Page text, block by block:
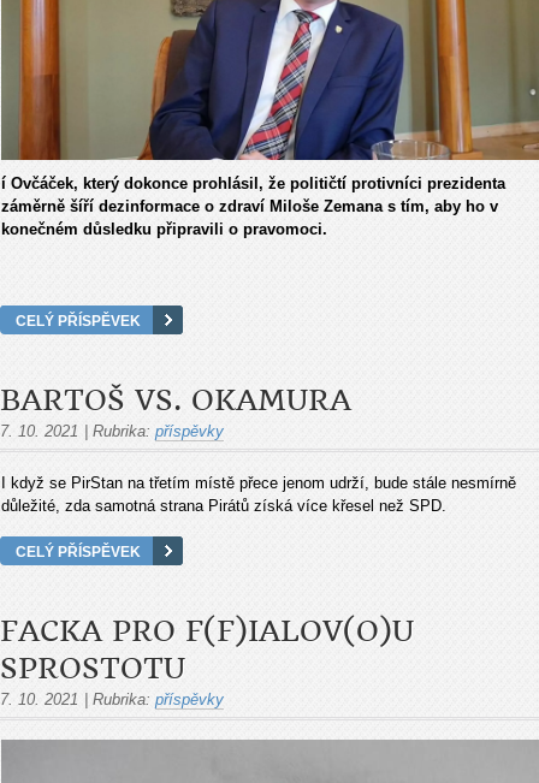
í Ovčáček, který dokonce prohlásil, že političtí protivníci prezidenta
záměrně šíří dezinformace o zdraví Miloše Zemana s tím, aby ho v
konečném důsledku připravili o pravomoci.
CELÝ PŘÍSPĚVEK
BARTOŠ VS. OKAMURA
7. 10. 2021 | Rubrika: příspěvky
I když se PirStan na třetím místě přece jenom udrží, bude stále nesmírně
důležité, zda samotná strana Pirátů získá více křesel než SPD.
CELÝ PŘÍSPĚVEK
FACKA PRO F(F)IALOV(O)U
SPROSTOTU
7. 10. 2021 | Rubrika: příspěvky